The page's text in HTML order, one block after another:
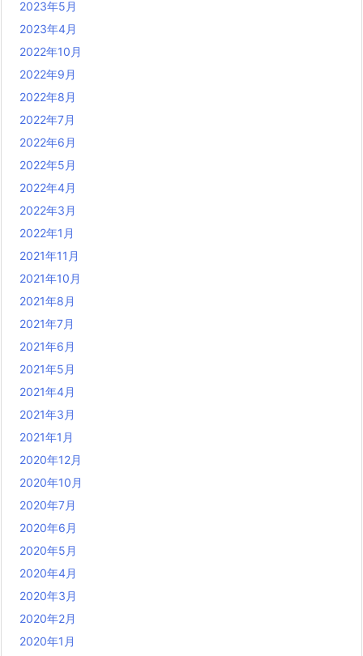
2023年5月
2023年4月
2022年10月
2022年9月
2022年8月
2022年7月
2022年6月
2022年5月
2022年4月
2022年3月
2022年1月
2021年11月
2021年10月
2021年8月
2021年7月
2021年6月
2021年5月
2021年4月
2021年3月
2021年1月
2020年12月
2020年10月
2020年7月
2020年6月
2020年5月
2020年4月
2020年3月
2020年2月
2020年1月